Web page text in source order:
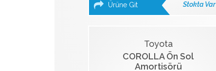
Ürüne Git Stokta Var
Toyota
COROLLA Ön Sol
Amortisörü